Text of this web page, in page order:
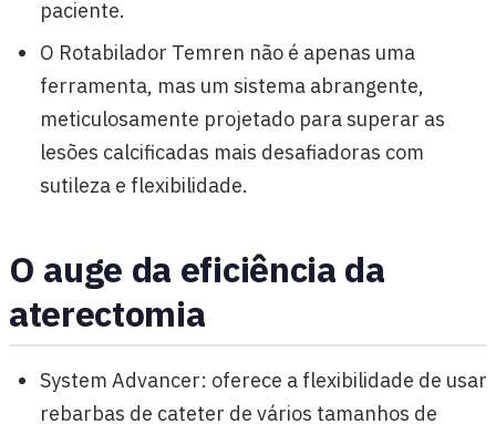
paciente.
O Rotabilador Temren não é apenas uma
ferramenta, mas um sistema abrangente,
meticulosamente projetado para superar as
lesões calcificadas mais desafiadoras com
sutileza e flexibilidade.
O auge da eficiência da
aterectomia
System Advancer: oferece a flexibilidade de usar
rebarbas de cateter de vários tamanhos de